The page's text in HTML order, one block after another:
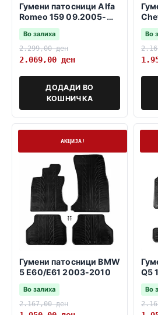
Гумени патосници Alfa
Romeo 159 09.2005-
11.2011
Во залиха
2.299,00ден
2.069,00 ден
ДОДАДИ ВО
КОШНИЧКА
Во
АКЦИЈА!
Гумени патосници BMW
5 E60/E61 2003-2010
Во залиха
2.167,00ден
Q5
Во